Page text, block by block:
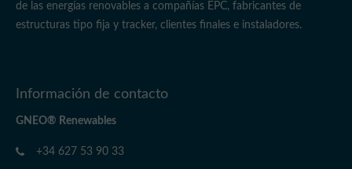
de las energías renovables a compañías EPC, fabricantes de
estructuras tipo fija y tracker, clientes finales e instaladores.
Información de contacto
GNEO® Renewables
+34 627 53 90 33